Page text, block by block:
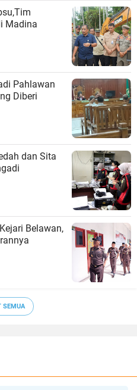
di Madina
Pahlawan
Diberi
dan Sita
Belawan,
SEMUA